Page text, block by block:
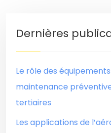
Dernières
Le rôle des
maintenance
tertiaires
Les applications de